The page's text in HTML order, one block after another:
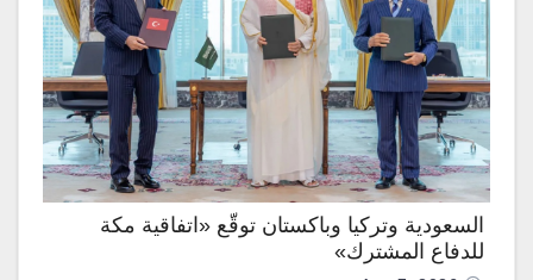
السعودية وتركيا وباكستان توقّع «اتفاقية مكة
للدفاع المشترك»